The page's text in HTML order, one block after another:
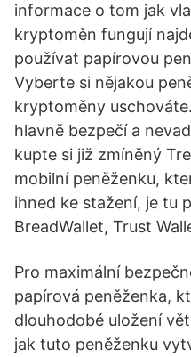
informace o tom jak
kryptoměn fungují
používat papírovou
Vyberte si nějakou
kryptoměny
hlavně bezpečí a
kupte si již zmíněný
mobilní peněženku,
ihned ke stažení, je tu
BreadWallet, Trust
Pro maximální
papírová peněženka,
dlouhodobé uložení
jak tuto peněženku